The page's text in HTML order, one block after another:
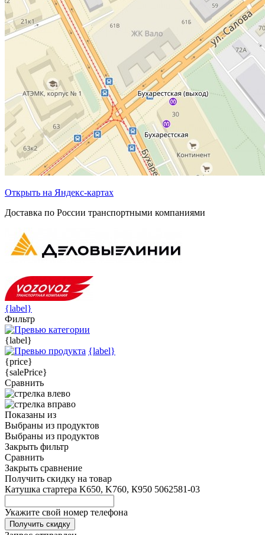
Открыть на Яндекс-картах
Доставка по России транспортными компаниями
{label}
Фильтр
{label}
{label}
{price}
{salePrice}
Сравнить
Показаны из
Выбраны из продуктов
Выбраны из продуктов
Закрыть фильтр
Сравнить
Закрыть сравнение
Получить скидку на товар
Катушка стартера K650, K760, К950 5062581-03
Укажите свой номер телефона
Получить скидку